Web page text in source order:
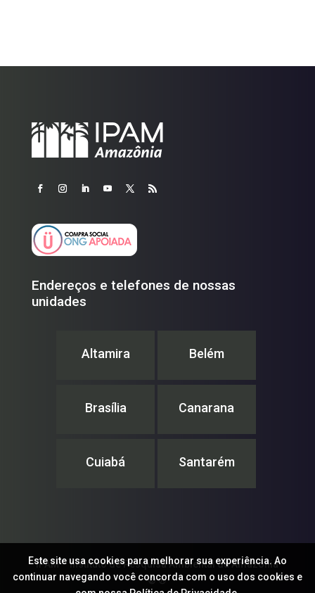
Endereços e telefones de nossas
unidades
Altamira Belém
Brasília Canarana
Cuiabá Santarém
IPAM – Instituto de Pesquisa Ambiental da Amazônia
© ®
Este site usa cookies para melhorar sua experiência. Ao
continuar navegando você concorda com o uso dos cookies e